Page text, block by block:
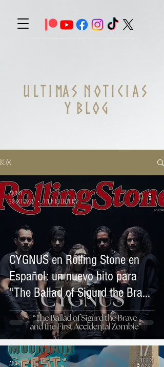
U L T I MA S N O T I C I A S
Y B L O G
Blog
CYGNUS en Rolling Stone en
Español: un nuevo hito para
“The Ballad of Sigurd the Brave
and the First Accidental Zombie
Admin
28 oct 2025
1 min de lectura
Admin